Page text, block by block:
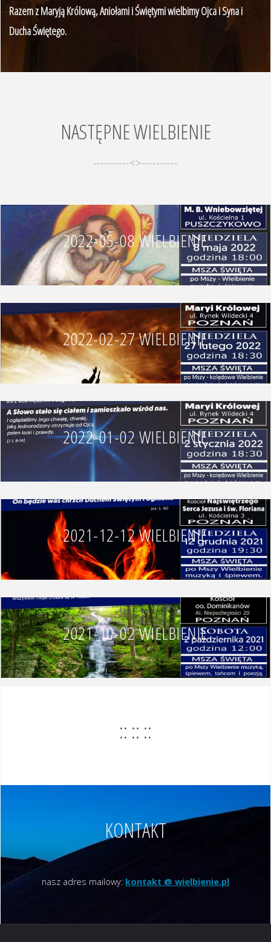
Razem z Maryją Królową, Aniołami i Świętymi wielbimy Ojca i Syna i
Ducha Świętego.
NASTĘPNE WIELBIENIE
----------<>----------
2022-05-08 WIELBIENIE
2022-02-27 WIELBIENIE
2022-01-02 WIELBIENIE
2021-12-12 WIELBIENIE
2021-10-02 WIELBIENIE
:: :: ::
KONTAKT
nasz adres mailowy: kontakt @ wielbienie.pl